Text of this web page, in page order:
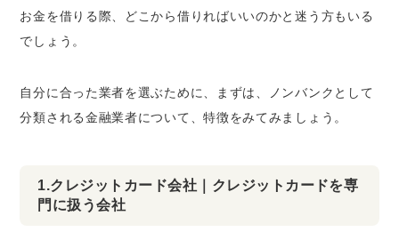
お金を借りる際、どこから借りればいいのかと迷う方もいる
でしょう。
自分に合った業者を選ぶために、まずは、ノンバンクとして
分類される金融業者について、特徴をみてみましょう。
1.クレジットカード会社｜クレジットカードを専
門に扱う会社